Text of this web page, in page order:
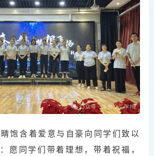
含着爱意与自豪向同学们致以
愿同学们带着理想，带着祝福，